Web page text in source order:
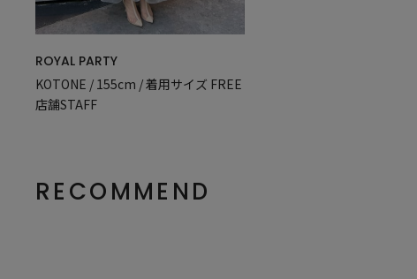
ROYAL PARTY
KOTONE / 155cm / 着用サイズ FREE
店舗STAFF
RECOMMEND